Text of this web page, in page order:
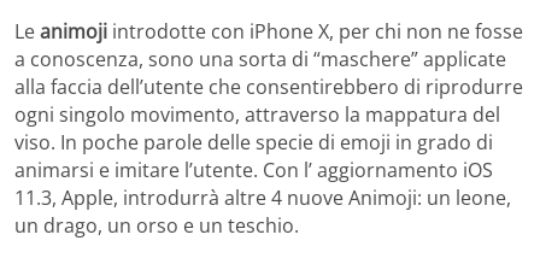
Leanimoji introdotte con iPhone X, per chi non ne fosse
a conoscenza, sono una sorta di “maschere” applicate
alla faccia dell’utente che consentirebbero di riprodurre
ogni singolo movimento, attraverso la mappatura del
viso. In poche parole delle specie di emoji in grado di
animarsi e imitare l’utente. Con l’ aggiornamento iOS
11.3, Apple, introdurrà altre 4 nuove Animoji: un leone,
un drago, un orso e un teschio.